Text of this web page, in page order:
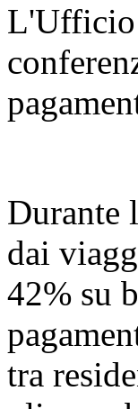
L'Ufficio
Durante
dai
42% su
tra